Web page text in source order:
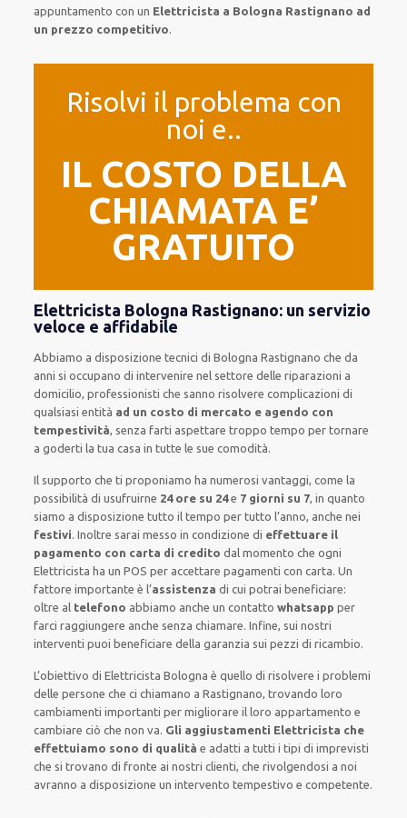
appuntamento con un Elettricista a Bologna Rastignano ad
un prezzo competitivo.
Risolvi il problema con
noi e..
IL COSTO DELLA
CHIAMATA E’
GRATUITO
Elettricista Bologna Rastignano: un servizio
veloce e affidabile
Abbiamo a disposizionetecnici di Bologna Rastignano che da
anni si occupano di intervenirenel settore delle riparazioni a
domicilio, professionistiche sanno risolvere complicazioni di
qualsiasi entità ad un costo di mercato e agendo con
tempestività, senza farti aspettare troppo tempo per tornare
a goderti la tua casa in tutte le sue comodità.
Il supporto che tiproponiamo ha numerosi vantaggi, come la
possibilità di usufruirne 24 ore su 24e 7 giorni su 7, in quanto
siamo a disposizionetutto il tempo per tutto l’anno, anche nei
festivi.Inoltre sarai messo in condizione di effettuare il
pagamento con carta di credito dal momento che ogni
Elettricista haun POSper accettare pagamenticon carta.Un
fattore importante è l’assistenza di cui potrai beneficiare:
oltre al telefono abbiamo anche uncontatto whatsappper
farci raggiungere anche senza chiamare.Infine, sui nostri
interventi puoi beneficiare dellagaranzia sui pezzi di ricambio.
L’obiettivo di Elettricista Bologna è quello di risolvere i problemi
delle persone checi chiamano a Rastignano, trovando loro
cambiamenti importanti per migliorareil loro appartamento e
cambiare ciò che non va. Gli aggiustamenti Elettricista che
effettuiamo sono di qualità e adatti a tutti i tipi di imprevisti
che si trovano di fronte ai nostri clienti, che rivolgendosi a noi
avranno a disposizione un interventotempestivo e competente.